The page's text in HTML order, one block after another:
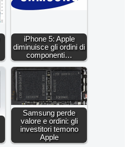
iPhone 5: Apple
diminuisce gli ordini di
componenti…
Samsung perde
valore e ordini: gli
investitori temono
Apple